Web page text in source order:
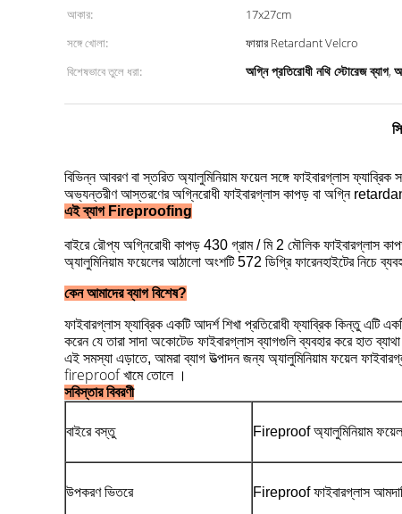
আকার:
17x27cm
সঙ্গে খোলা:
ফায়ার Retardant Velcro
বিশেষভাবে তুলে ধরা:
অগ্নি প্রতিরোধী নথি স্টোরেজ ব্যাগ,
বিভিন্ন আবরণ বা স্তরিত অ্যালুমিনিয়াম ফয়েল সঙ্গে ফাইবারগ্লাস ফ্যাব্রিক
অভ্যন্তরীণ আস্তরণের অগ্নিরোধী ফাইবারগ্লাস কাপড় বা অগ্নি
এই ব্যাগ Fireproofing
বাইরে রৌপ্য অগ্নিরোধী কাপড় 430 গ্রাম / মি 2 মৌলিক ফাইবারগ্লাস
অ্যালুমিনিয়াম ফয়েলের আঠালো অংশটি 572 ডিগ্রি ফারেনহাইটের নিচে
কেন আমাদের ব্যাগ বিশেষ?
ফাইবারগ্লাস ফ্যাব্রিক একটি আদর্শশিখা প্রতিরোধী ফ্যাব্রিক কিন্তু এটি
করেন যে তারা সাদা অকোটেড ফাইবারগ্লাস ব্যাগগুলি ব্যবহার করে হাত
এই সমস্যা এড়াতে, আমরা ব্যাগ উত্পাদন জন্য অ্যালুমিনিয়াম ফয়েল
fireproof খামেতোলে ।
সবিস্তার বিবরণী
বাইরে বস্তু Fireproof অ্যালুমিনিয়াম ফয়েল
উপকরণ ভিতরে Fireproof ফাইবারগ্লাস